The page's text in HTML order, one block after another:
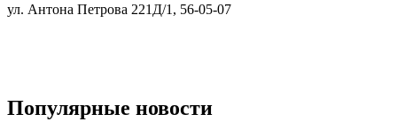
ул. Антона Петрова 221Д/1, 56-05-07
Популярные новости